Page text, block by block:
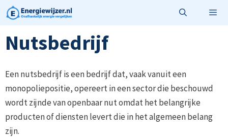
Ga
naar
de
inhoud
Nutsbedrijf
Een nutsbedrijf is een bedrijf dat, vaak vanuit een
monopoliepositie, opereert in een sector die beschouwd
wordt zijnde van openbaar nut omdat het belangrijke
producten of diensten levert die in het algemeen belang
zijn.